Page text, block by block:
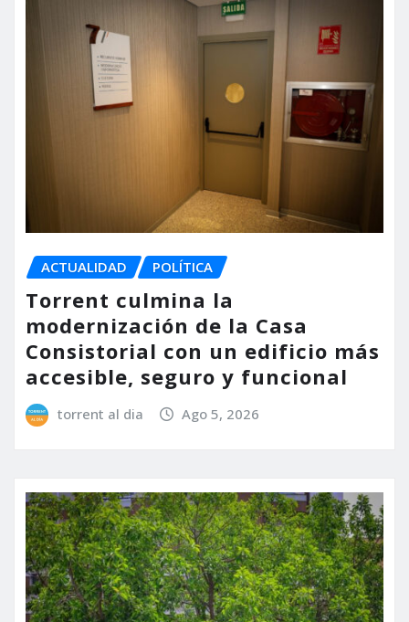
ACTUALIDAD POLÍTICA
Torrent culmina la
modernización de la Casa
Consistorial con un edificio más
accesible, seguro y funcional
torrent al dia Ago 5, 2026